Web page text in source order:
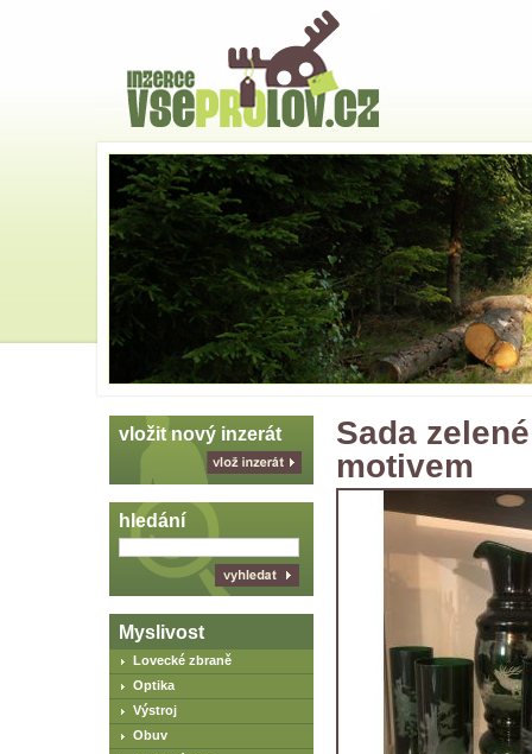
Sada
motivem
vložit nový inzerát
vlož
hledání
Myslivost
Lovecké zbraně
Optika
Výstroj
Obuv
strana
Skoč